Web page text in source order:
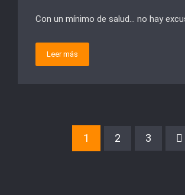
Con un mínimo de salud… no hay
Leer más
1 2 3